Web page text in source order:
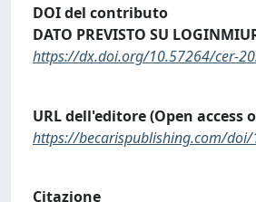
DOI del contributo
DATO PREVISTO SU
https://dx.doi.org/10.57264/cer-
URL dell'editore (Open access
https://becarispublishing.com/
Citazione